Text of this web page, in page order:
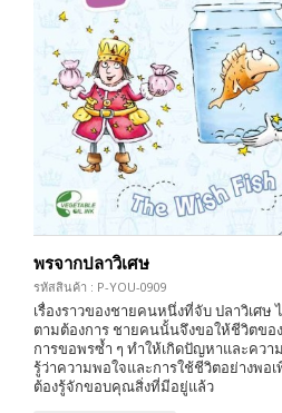
พรจากปลาวิเศษ
รหัสสินค้า : P-YOU-0909
เรื่องราวของชายคนหนึ่งที่จับ ปลาวิเศษ
ตามต้องการ ชายคนนั้นจึงขอให้ชีวิตขอ
การขอพรซ้ำ ๆ ทำให้เกิดปัญหาและคว
รู้ว่าความพอใจและการใช้ชีวิตอย่างพอ
ต้องรู้จักขอบคุณสิ่งที่มีอยู่แล้ว